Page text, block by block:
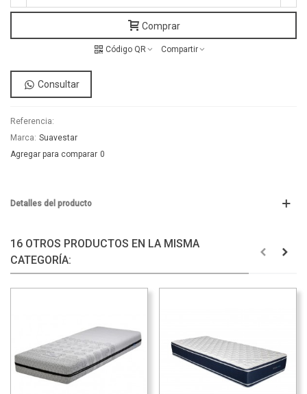
Comprar
Código QR Compartir
Consultar
Referencia:
Marca: Suavestar
Agregar para comparar 0
Detalles del producto
16 OTROS PRODUCTOS EN LA MISMA
CATEGORÍA: